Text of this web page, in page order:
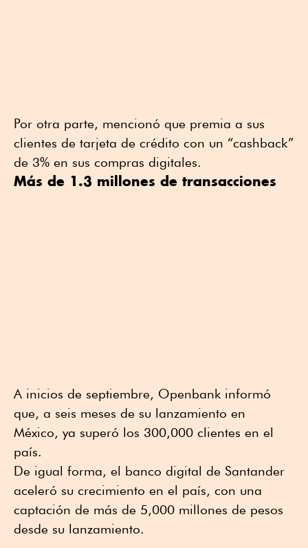
Por otra parte, mencionó que premia a sus
clientes de tarjeta de crédito con un “cashback”
de 3% en sus compras digitales.
Más de 1.3 millones de transacciones
A inicios de septiembre, Openbank informó
que, a seis meses de su lanzamiento en
México, ya superó los 300,000 clientes en el
país.
De igual forma, el banco digital de Santander
aceleró su crecimiento en el país, con una
captación de más de 5,000 millones de pesos
desde su lanzamiento.